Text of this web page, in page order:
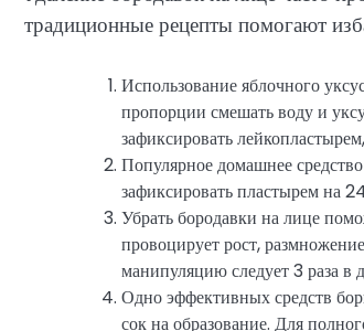
традиционные рецепты помогают
Использование яблочного
пропорции смешать воду и
зафиксировать
Популярное домашнее
зафиксировать пластырем на
Убрать бородавки на лице
провоцирует рост,
манипуляцию следует 3 раза в
Одно эффективных средств
сок на образование. Для